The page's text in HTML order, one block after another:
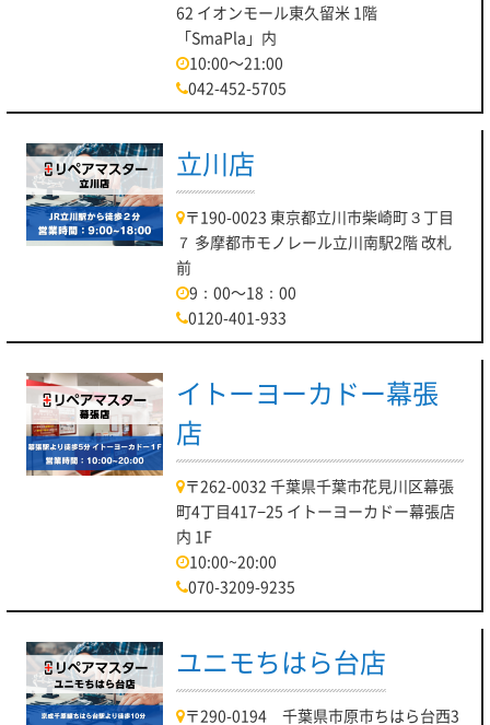
62 イオンモール東久留米 1階
「SmaPla」内
10:00～21:00
042-452-5705
立川店
〒190-0023 東京都立川市柴崎町３丁目
７ 多摩都市モノレール立川南駅2階 改札
前
9：00～18：00
0120-401-933
イトーヨーカドー幕張
店
〒262-0032 千葉県千葉市花見川区幕張
町4丁目417−25 イトーヨーカドー幕張店
内 1F
10:00~20:00
070-3209-9235
ユニモちはら台店
〒290-0194 千葉県市原市ちはら台西3